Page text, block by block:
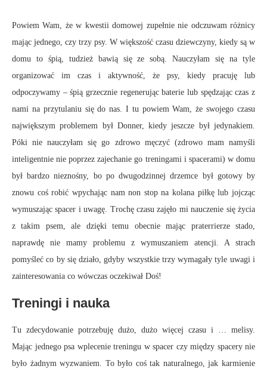
Powiem Wam, że w kwestii domowej zupełnie nie odczuwam różnicy
mając jednego, czy trzy psy. W większość czasu dziewczyny, kiedy są w
domu to śpią, tudzież bawią się ze sobą. Nauczyłam się na tyle
organizować im czas i aktywność, że psy, kiedy pracuję lub
odpoczywamy – śpią grzecznie regenerując baterie lub spędzając czas z
nami na przytulaniu się do nas. I tu powiem Wam, że swojego czasu
największym problemem był Donner, kiedy jeszcze był jedynakiem.
Póki nie nauczyłam się go zdrowo męczyć (zdrowo mam namyśli
inteligentnie nie poprzez zajechanie go treningami i spacerami) w domu
był bardzo nieznośny, bo po dwugodzinnej drzemce był gotowy by
znowu coś robić wpychając nam non stop na kolana piłkę lub jojcząc
wymuszając spacer i uwagę. Trochę czasu zajęło mi nauczenie się życia
z takim psem, ale dzięki temu obecnie mając praterrierze stado,
naprawdę nie mamy problemu z wymuszaniem atencji. A strach
pomyśleć co by się działo, gdyby wszystkie trzy wymagały tyle uwagi i
zainteresowania co wówczas oczekiwał Doś!
Treningi i nauka
Tu zdecydowanie potrzebuję dużo, dużo więcej czasu i … melisy.
Mając jednego psa wplecenie treningu w spacer czy między spacery nie
było żadnym wyzwaniem. To było coś tak naturalnego, jak karmienie